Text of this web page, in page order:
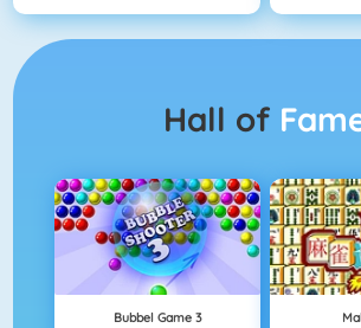
Hall of
Bubbel Game 3